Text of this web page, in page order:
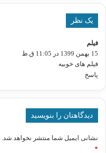
یک نظر
فیلم
ف
ت
:
15 بهمن 1399 در 11:05 ق.ظ
فیلم های خوبیه
پاسخ
دیدگاهتان را بنویسید
نشانی ایمیل شما منتشر نخواهد شد.
*